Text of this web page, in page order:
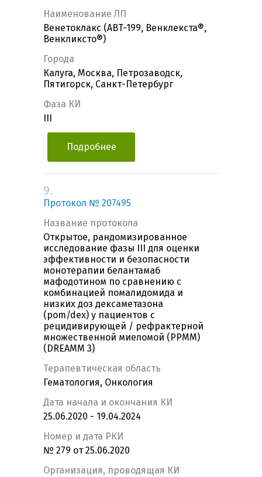
Наименование ЛП
Венетоклакс (ABT-199, Венклекста®,
Венкликсто®)
Города
Калуга, Москва, Петрозаводск,
Пятигорск, Санкт-Петербург
Фаза КИ
Подробнее
9.
Протокол № 207495
Название протокола
Открытое, рандомизированное
исследование фазы III для оценки
эффективности и безопасности
монотерапии белантамаб
мафодотином по сравнению с
комбинацией помалидомида и
низких доз дексаметазона
(pom/dex) у пациентов с
рецидивирующей / рефрактерной
множественной миеломой (РРММ)
(DREAMM 3)
Терапевтическая область
Гематология, Онкология
Дата начала и окончания КИ
25.06.2020 - 19.04.2024
Номер и дата РКИ
№ 279 от 25.06.2020
Организация, проводящая КИ